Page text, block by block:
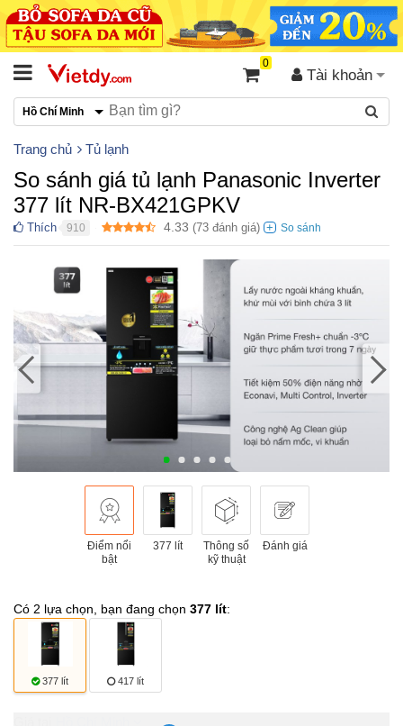
Tài khoản
0
Hồ Chí Minh
Trang chủ Tủ lạnh
So sánh giá tủ lạnh Panasonic Inverter
377 lít NR-BX421GPKV
Thích 910 4.33 (73 đánh giá)
Điểm nổi
bật
377 lít
Thông số
kỹ thuật
Đánh giá
Có 2 lựa chọn, bạn đang chọn 377 lít:
377 lít 417 lít